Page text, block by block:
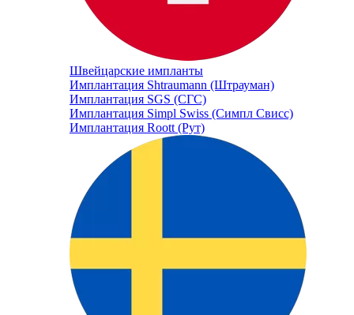
Швейцарские импланты
Имплантация Shtraumann (Штрауман)
Имплантация SGS (СГС)
Имплантация Simpl Swiss (Симпл Свисс)
Имплантация Roott (Рут)